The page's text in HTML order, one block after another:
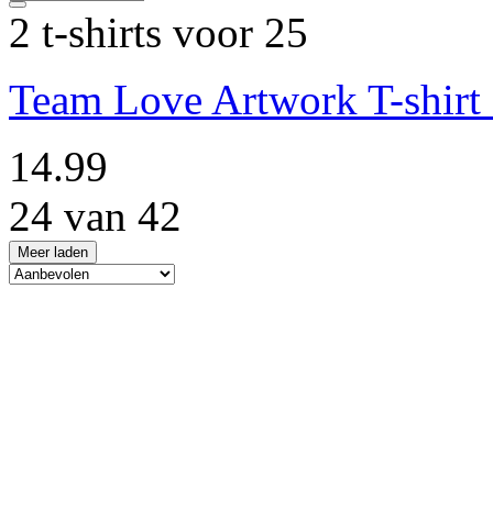
2 t-shirts voor 25
Team Love Artwork T-shirt
14.99
24 van 42
Meer laden